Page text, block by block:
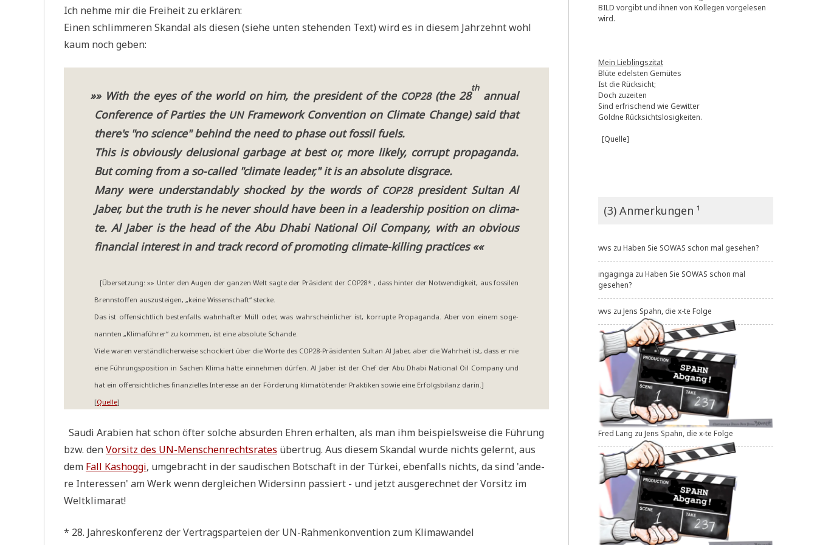
Ich neh­me mir die Frei­heit zu erklären:
Einen schlim­me­ren Skan­dal als die­sen (sie­he unten ste­hen­den Text) wird es in die­sem Jahr­zehnt wohl
kaum noch geben:
»» With the eyes of the world on him, the pre­si­dent of the COP28(the 28
th
annu­al
Con­fe­rence of Par­ties the UNFrame­work Con­ven­ti­on on Cli­ma­te Chan­ge) said that
there's "no sci­ence" behind the need to pha­se out fos­sil fuels.
This is obvious­ly delu­sio­nal gar­ba­ge at best or, more likely, cor­rupt pro­pa­gan­da.
But coming from a so-cal­led "cli­ma­te lea­der," it is an abso­lu­te disgrace.
Many were under­stan­d­a­b­ly shocked by the words of COP28pre­si­dent Sul­tan Al
Jaber, but the truth is he never should have been in a lea­der­ship posi­ti­on on cli­ma­
te. Al Jaber is the head of the Abu Dha­bi Natio­nal Oil Com­pa­ny, with an obvious
finan­cial inte­rest in and track record of pro­mo­ting cli­ma­te-kil­ling practices ««
[Über­set­zung: »» Unter den Augen der gan­zen Welt sag­te der Prä­si­dent der COP28* , dass hin­ter der Not­wen­dig­keit, aus fos­si­len
Brenn­stof­fen aus­zu­stei­gen, „kei­ne Wis­sen­schaft“ stecke.
Das ist offen­sicht­lich besten­falls wahn­haf­ter Müll oder, was wahr­schein­li­cher ist, kor­rup­te Pro­pa­gan­da. Aber von einem soge­
nann­ten „Kli­ma­füh­rer“ zu kom­men, ist eine abso­lu­te Schande.
Vie­le waren ver­ständ­li­cher­wei­se schockiert über die Wor­te des COP28-Prä­si­den­ten Sul­tan Al Jaber, aber die Wahr­heit ist, dass er nie
eine Füh­rungs­po­si­ti­on in Sachen Kli­ma hät­te ein­neh­men dür­fen. Al Jaber ist der Chef der Abu Dha­bi Natio­nal Oil Com­pa­ny und
hat ein offen­sicht­li­ches finan­zi­el­les Inter­es­se an der För­de­rung kli­ma­tö­ten­der Prak­ti­ken sowie eine Erfolgs­bi­lanz darin.]
[Quel­le]
Sau­di Ara­bi­en hat schon öfter sol­che absur­den Ehren erhal­ten, als man ihm bei­spiels­wei­se die Füh­rung
bzw. denVor­sitz des UN-Men­schen­rechts­ra­tes über­trug. Aus die­sem Skan­dal wur­de nichts gelernt, aus
dem Fall Kas­hog­gi, umge­bracht in der sau­di­schen Bot­schaft in der Tür­kei, eben­falls nichts, da sind 'ande­
re Inter­es­sen' am Werk wenn der­glei­chen Wider­sinn pas­siert - und jetzt aus­ge­rech­net der Vor­sitz im
Weltklimarat!
* 28. Jah­res­kon­fe­renz der Ver­trags­par­tei­en der UN-Rah­men­kon­ven­ti­on zum Klimawandel
BILD vorgibt und ihnen von Kollegen vorgelesen
wird.
Mein Lieblingszitat
Blüte edelsten Gemütes
Ist die Rücksicht;
Doch zuzeiten
Sind erfrischend wie Gewitter
Goldne Rücksichtslosigkeiten.
[Quelle]
(3) Anmerkungen ¹
wvs zu Haben Sie SOWAS schon mal gesehen?
ingaginga zu Haben Sie SOWAS schon mal
gesehen?
wvs zu Jens Spahn, die x-te Folge
Fred Lang zu Jens Spahn, die x-te Folge